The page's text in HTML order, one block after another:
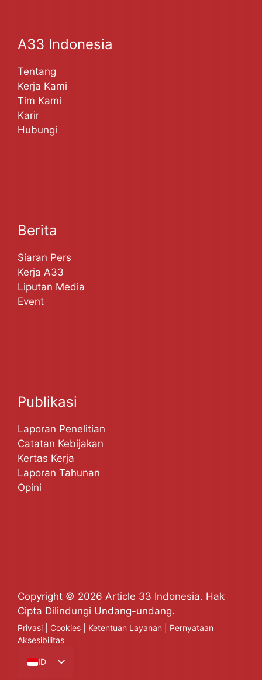
A33 Indonesia
Tentang
Kerja Kami
Tim Kami
Karir
Hubungi
Berita
Siaran Pers
Kerja A33
Liputan Media
Event
Publikasi
Laporan Penelitian
Catatan Kebijakan
Kertas Kerja
Laporan Tahunan
Opini
Copyright © 2026 Article 33 Indonesia. Hak
Cipta Dilindungi Undang-undang.
Privasi Cookies Ketentuan Layanan
Pernyataan
Aksesibilitas
ID